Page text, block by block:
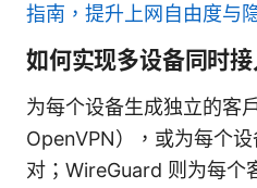
指南，提升上网自由度与
如何实现多设备同时接
为每个设备生成独立的客
OpenVPN），或为每个
对；WireGuard 则为每个